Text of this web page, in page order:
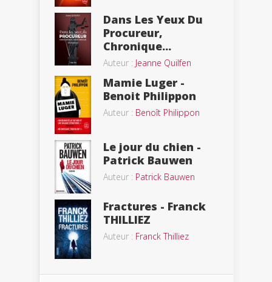
Dans Les Yeux Du
Procureur,
Chronique...
Auteur : Jeanne Quilfen
Mamie Luger -
Benoit Philippon
Auteur : Benoît Philippon
Le jour du chien -
Patrick Bauwen
Auteur : Patrick Bauwen
Fractures - Franck
THILLIEZ
Auteur : Franck Thilliez